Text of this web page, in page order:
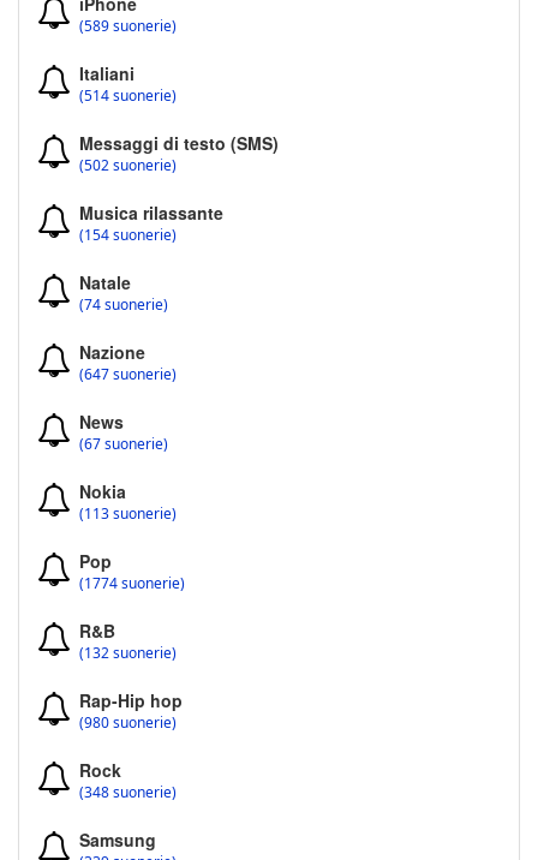
(589 suonerie)
Italiani
(514 suonerie)
Messaggi di testo (SMS)
(502 suonerie)
Musica rilassante
(154 suonerie)
Natale
(74 suonerie)
Nazione
(647 suonerie)
News
(67 suonerie)
Nokia
(113 suonerie)
Pop
(1774 suonerie)
R&B
(132 suonerie)
Rap-Hip hop
(980 suonerie)
Rock
(348 suonerie)
Samsung